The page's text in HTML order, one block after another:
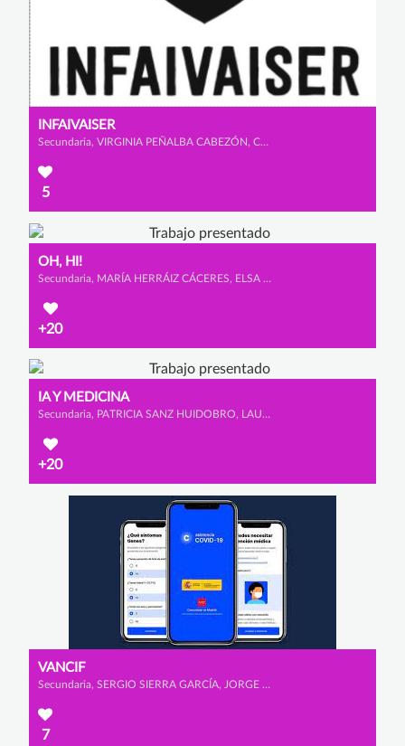
INFAIVAISER
Secundaria, VIRGINIA PEÑALBA CABEZÓN, CLAUDIA MORENO RINCÓN y SANDRA CAMACHO CAPELL
5
OH, HI!
Secundaria, MARÍA HERRÁIZ CÁCERES, ELSA CALVET MARTÍNEZ y AMAIA ROSA AYERDI
+20
IA Y MEDICINA
Secundaria, PATRICIA SANZ HUIDOBRO, LAURA MANTECÓN HERNANZ y ICÍAR HEREDERO PÉREZ
+20
VANCIF
Secundaria, SERGIO SIERRA GARCÍA, JORGE HERNÁNDEZ MONTERO y EDEL MARTÍNEZ ALONSO
7